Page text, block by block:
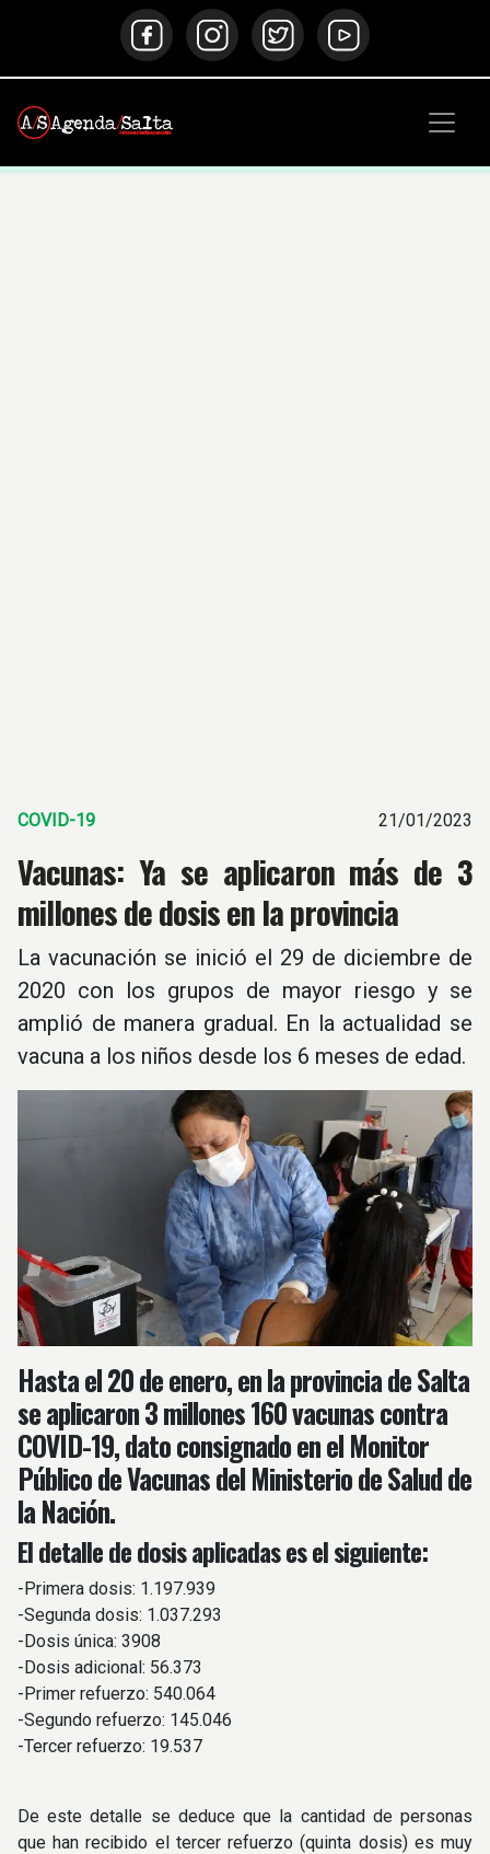
COVID-19 21/01/2023
Vacunas: Ya se aplicaron más de 3
millones de dosis en la provincia
La vacunación se inició el 29 de diciembre de
2020 con los grupos de mayor riesgo y se
amplió de manera gradual. En la actualidad se
vacuna a los niños desde los 6 meses de edad.
Hasta el 20 de enero, en la provincia de Salta
se aplicaron 3 millones 160 vacunas contra
COVID-19, dato consignado en el Monitor
Público de Vacunas del Ministerio de Salud de
la Nación.
El detalle de dosis aplicadas es el siguiente:
-Primera dosis: 1.197.939
-Segunda dosis: 1.037.293
-Dosis única: 3908
-Dosis adicional: 56.373
-Primer refuerzo: 540.064
-Segundo refuerzo: 145.046
-Tercer refuerzo: 19.537
De este detalle se deduce que la cantidad de personas
que han recibido el tercer refuerzo (quinta dosis) es muy